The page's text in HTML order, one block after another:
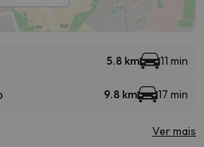
5.8 km 11 min
9.8 km 17 min
Ver mais